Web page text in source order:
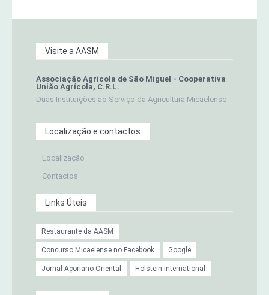
Visite a AASM
Associação Agrícola de São Miguel - Cooperativa
União Agrícola, C.R.L.
Duas Instituições ao Serviço da Agricultura Micaelense
Localização e contactos
Localização
Contactos
Links Úteis
Restaurante da AASM
Concurso Micaelense no Facebook Google
Jornal Açoriano Oriental Holstein International